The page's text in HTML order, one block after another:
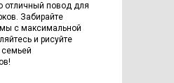
отличный повод для
Забирайте
с максимальной
и рисуйте